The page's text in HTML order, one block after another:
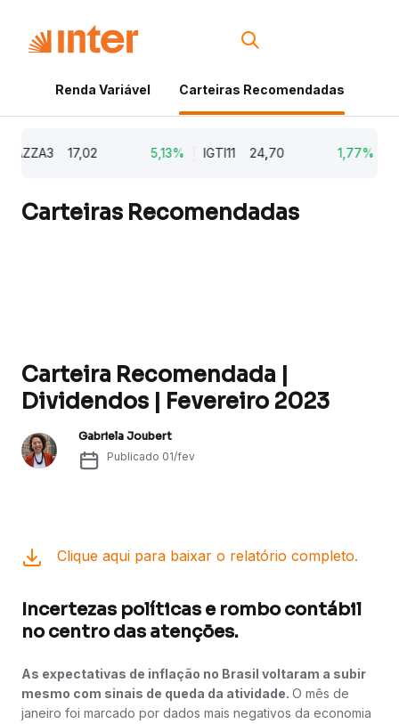
Renda Variável Carteiras Recomendadas
AZZA3 17,02 5,13% IGTI11 24,70 1,77%
Carteiras Recomendadas
Carteira Recomendada |
Dividendos | Fevereiro 2023
Gabriela Joubert
Publicado 01/fev
Clique aqui para baixar o relatório completo.
Incertezas políticas e rombo contábil
no centro das atenções.
As expectativas de inflação no Brasil voltaram a subir
mesmo com sinais de queda da atividade. O mês de
janeiro foi marcado por dados mais negativos da economia